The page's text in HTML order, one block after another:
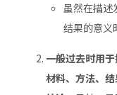
虽然在描述
结果的意义
一般过去时用
材料、方法、